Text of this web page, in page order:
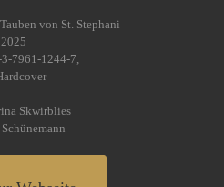
von St. Stephani
2025
7961-1244-7,
Skwirblies